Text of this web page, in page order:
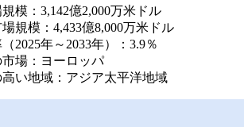
模：3,142億2,000万米ドル
規模：4,433億8,000万米ドル
2025年～2033年）：3.9％
市場：ヨーロッパ
い地域：アジア太平洋地域